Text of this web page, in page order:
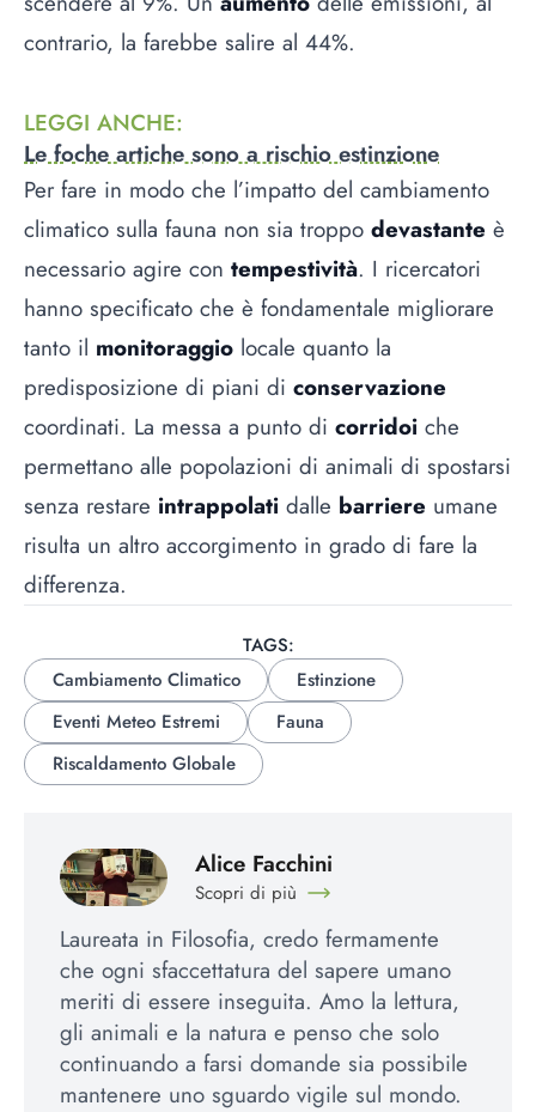
contrario, la farebbe salire al 44%.
LEGGI ANCHE:
Le foche artiche sono a rischio estinzione
Per fare in modo che l’impatto del cambiamento
climatico sulla fauna non sia troppo devastante è
necessario agire con tempestività. I ricercatori
hanno specificato che è fondamentale migliorare
tanto il monitoraggio locale quanto la
predisposizione di piani di conservazione
coordinati. La messa a punto di corridoi che
permettano alle popolazioni di animali di spostarsi
senza restare intrappolati dalle barriere umane
risulta un altro accorgimento in grado di fare la
differenza.
TAGS:
Cambiamento Climatico
Estinzione
Eventi Meteo Estremi
Fauna
Riscaldamento Globale
Alice Facchini
Scopri di più
Laureata in Filosofia, credo fermamente
che ogni sfaccettatura del sapere umano
meriti di essere inseguita. Amo la lettura,
gli animali e la natura e penso che solo
continuando a farsi domande sia possibile
mantenere uno sguardo vigile sul mondo.